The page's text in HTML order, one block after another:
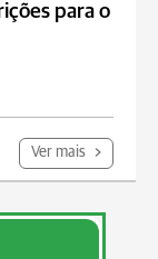
para o
Ver mais